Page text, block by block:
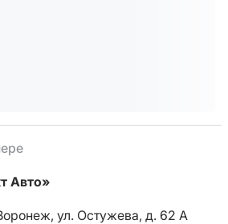
Авто»
ул. Остужева, д. 62 А